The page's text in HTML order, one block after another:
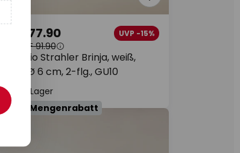
Arcchio Strahler Brinja, weiß,
rund, Ø 6 cm, 2-flg., GU10
CHF 77.90 UVP -15%
CHF 91.90
Auf Lager
+ extra Mengenrabatt